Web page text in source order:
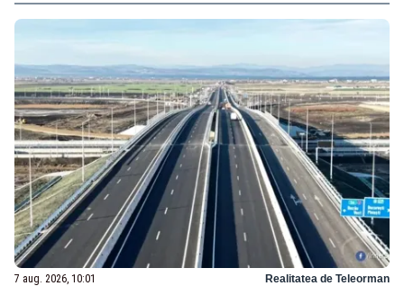
7 aug. 2026, 10:01 Realitatea de Teleorman